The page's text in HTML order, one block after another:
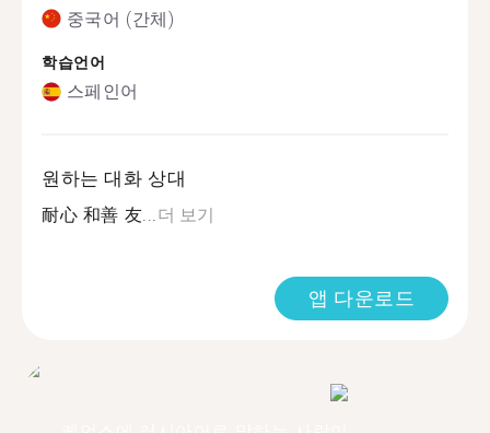
중국어 (간체)
학습언어
스페인어
원하는 대화 상대
耐心 和善 友...더 보기
앱 다운로드